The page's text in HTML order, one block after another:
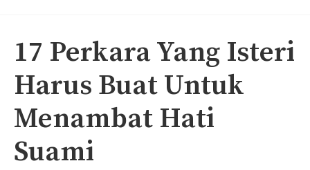
17 Perkara Yang Isteri
Harus Buat Untuk
Menambat Hati
Suami